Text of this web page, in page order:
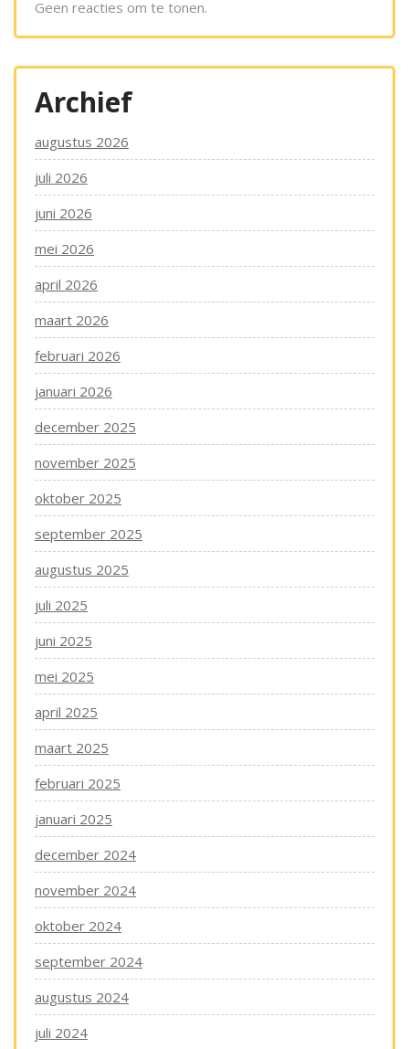
Geen reacties om te tonen.
Archief
augustus 2026
juli 2026
juni 2026
mei 2026
april 2026
maart 2026
februari 2026
januari 2026
december 2025
november 2025
oktober 2025
september 2025
augustus 2025
juli 2025
juni 2025
mei 2025
april 2025
maart 2025
februari 2025
januari 2025
december 2024
november 2024
oktober 2024
september 2024
augustus 2024
juli 2024